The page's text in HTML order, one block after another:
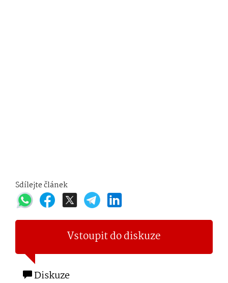
Sdílejte článek
Vstoupit do diskuze
Diskuze